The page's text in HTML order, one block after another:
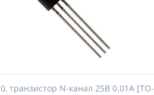
транзистор N-канал 25В 0.01А [TO-